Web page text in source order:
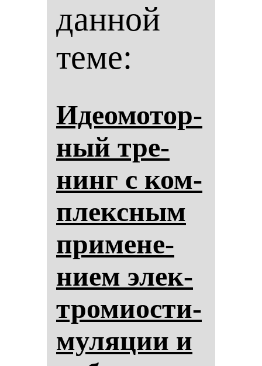
данной
теме:
Иде­омо­тор­
ный тре­
нинг с ком­
плексным
при­ме­не­
ни­ем элек­
тро­ми­ос­ти­
му­ля­ции и